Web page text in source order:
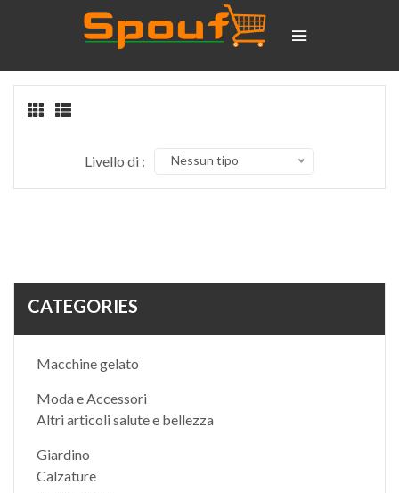
CATEGORIES
Macchine gelato
Moda e Accessori
Altri articoli salute e bellezza
Giardino
Calzature
Livello di : Nessun tipo